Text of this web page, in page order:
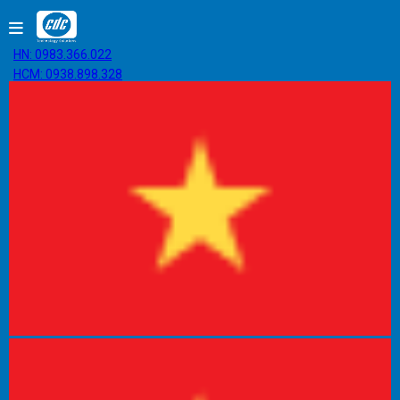
HN: 0983.366.022
HCM: 0938.898.328